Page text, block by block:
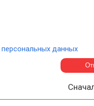
персональных данных